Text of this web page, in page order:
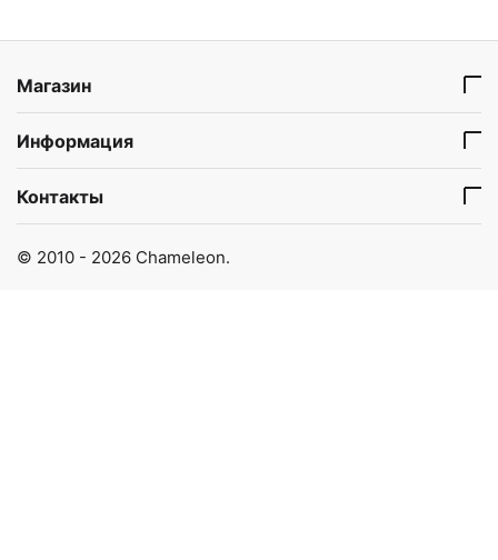
Магазин
Информация
Контакты
© 2010 - 2026 Chameleon.